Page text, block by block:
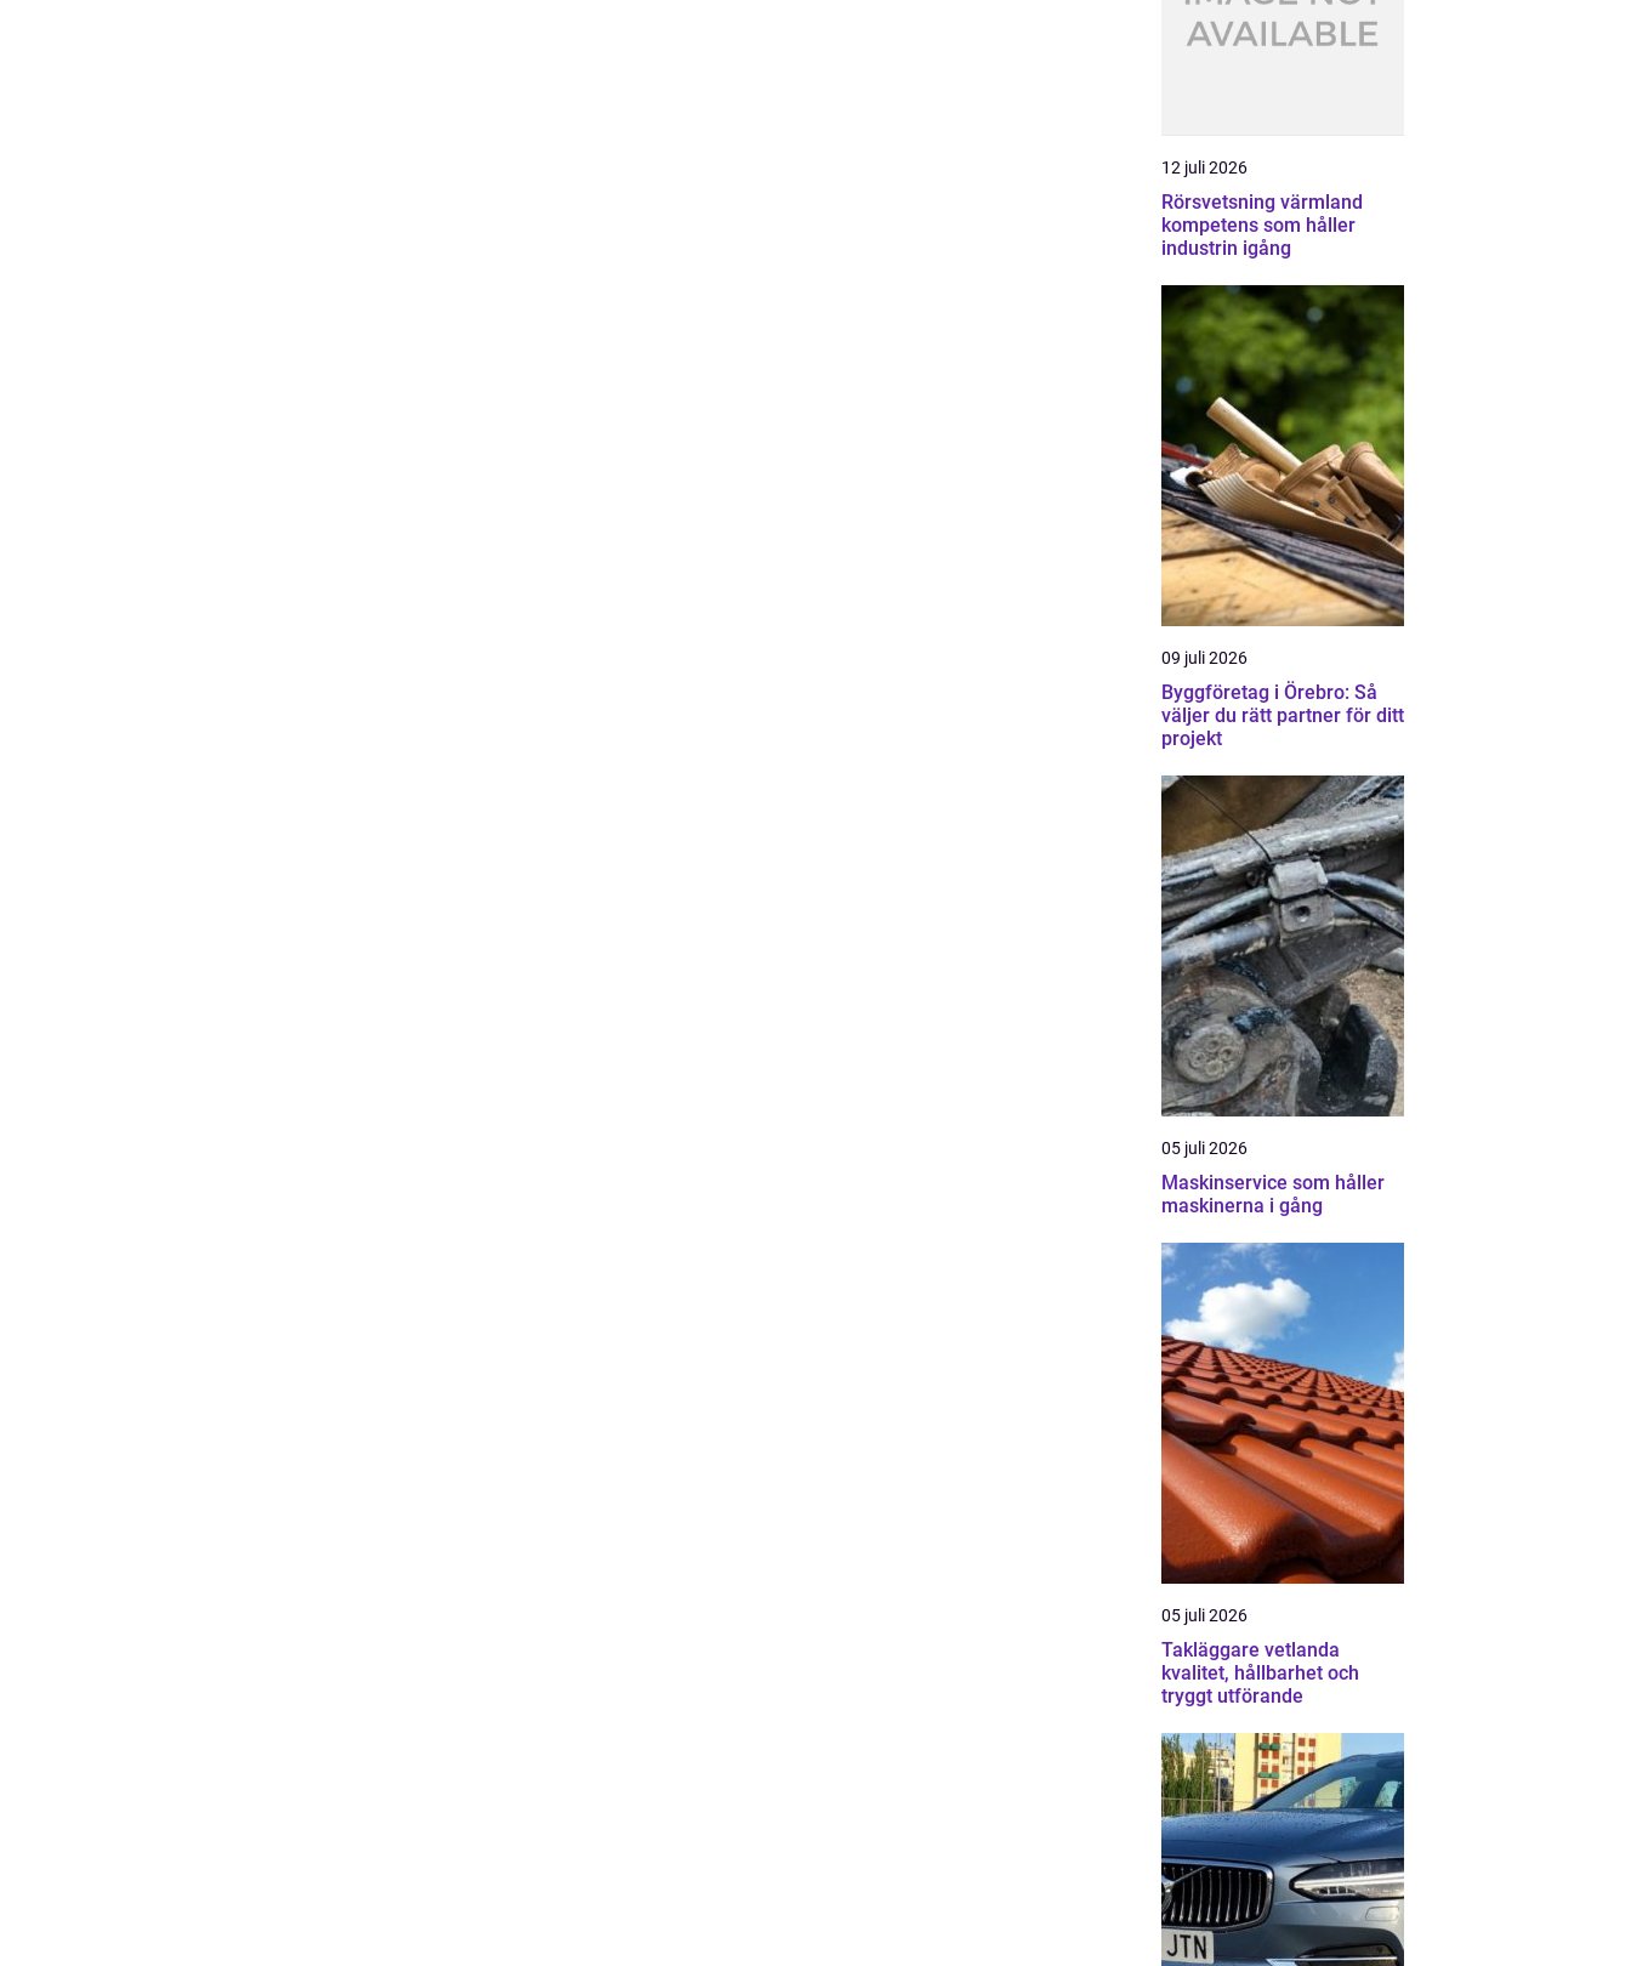
12 juli 2026
Rörsvetsning värmland
kompetens som håller
industrin igång
09 juli 2026
Byggföretag i Örebro: Så
väljer du rätt partner för ditt
projekt
05 juli 2026
Maskinservice som håller
maskinerna i gång
05 juli 2026
Takläggare vetlanda
kvalitet, hållbarhet och
tryggt utförande